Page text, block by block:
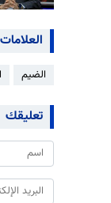
العلامات
الضيم
تعليقك